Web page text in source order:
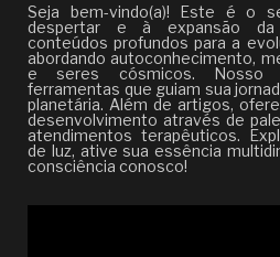
Seja bem-vindo(a)! Este é o
despertar e à expansão da
conteúdos profundos para a
abordando autoconhecimento,
e seres cósmicos. Nosso
ferramentas que guiam sua
planetária. Além de artigos,
desenvolvimento através de
atendimentos terapêuticos.
de luz, ative sua essência
consciência conosco!